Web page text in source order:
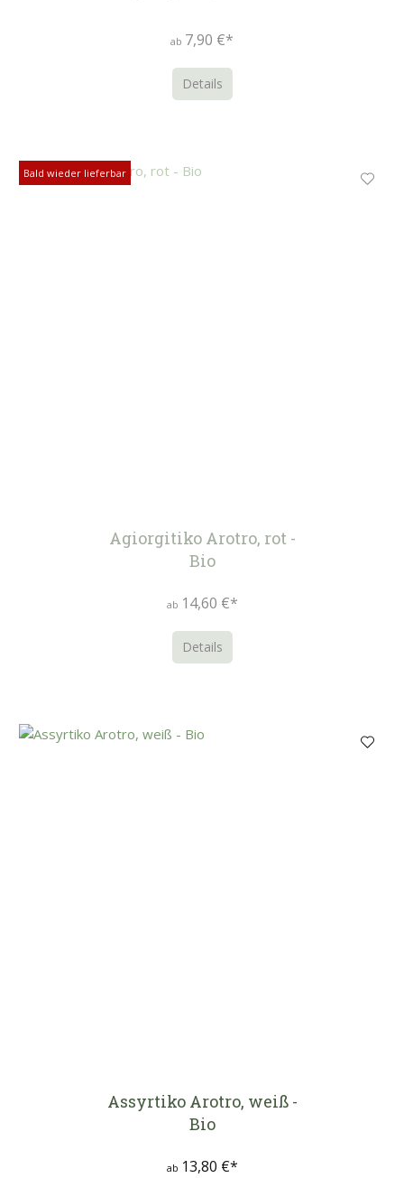
ab 7,90 €*
Details
Bald wieder lieferbar
Bald wieder lieferbar
Agiorgitiko Arotro, rot -
Bio
ab 14,60 €*
Details
Assyrtiko Arotro, weiß -
Bio
ab 13,80 €*